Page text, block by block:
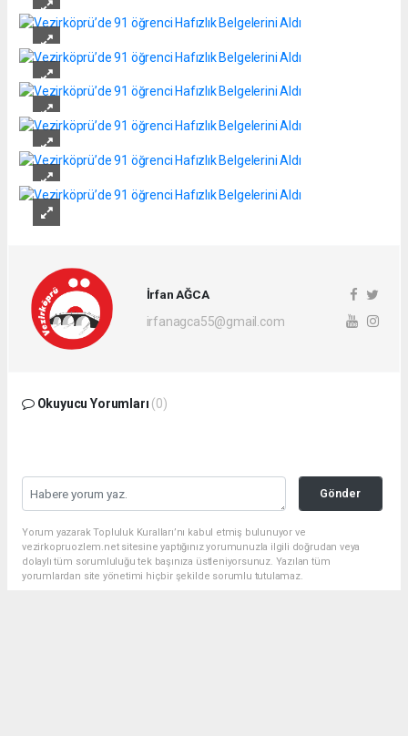
İrfan AĞCA
irfanagca55@gmail.com
Okuyucu Yorumları (0)
Gönder
Yorum yazarak Topluluk Kuralları’nı kabul etmiş bulunuyor ve
vezirkopruozlem.net sitesine yaptığınız yorumunuzla ilgili doğrudan veya
dolaylı tüm sorumluluğu tek başınıza üstleniyorsunuz. Yazılan tüm
yorumlardan site yönetimi hiçbir şekilde sorumlu tutulamaz.